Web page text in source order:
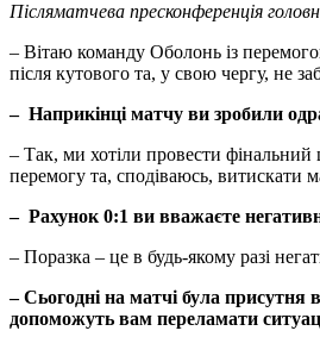
Післяматчева пресконференція
– Вітаю команду Оболонь із
після кутового та, у свою чергу, не
– Наприкінці матчу ви зробили
– Так, ми хотіли провести
перемогу та, сподіваюсь, витискати
– Рахунок 0:1 ви вважаєте
– Поразка – це в будь-якому разі
– Сьогодні на матчі була присутня
допоможуть вам переламати